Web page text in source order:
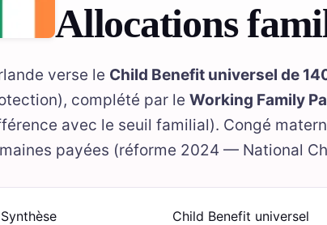
Allocations
verse le Child Benefit universel de
complété par le Working Family
avec le seuil familial). Congé
payées (réforme 2024 — National
Synthèse
Child Benefit universel